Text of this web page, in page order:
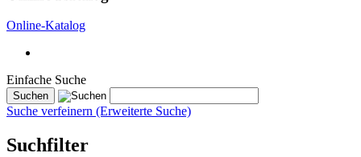
Online-Katalog
Einfache Suche
Suche verfeinern (Erweiterte Suche)
Suchfilter